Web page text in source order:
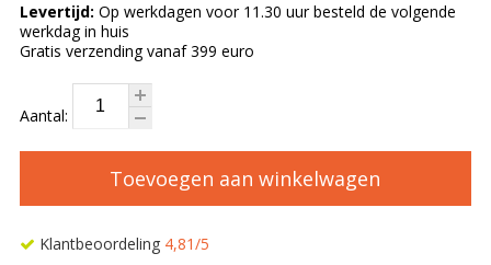
Levertijd: Op werkdagen voor 11.30 uur besteld de volgende
werkdag in huis
Gratis verzending vanaf 399 euro
Aantal:
Toevoegen aan winkelwagen
Klantbeoordeling 4,81/5